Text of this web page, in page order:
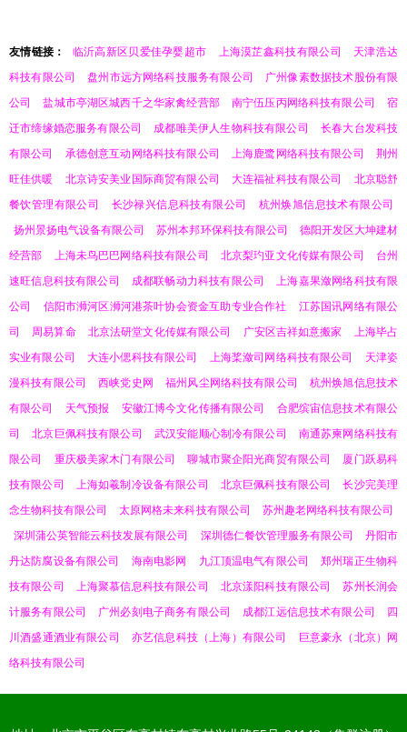
友情链接： 临沂高新区贝爱佳孕婴超市 上海漠芷鑫科技有限公司
天津浩达
科技有限公司
盘州市远方网络科技服务有限公司
广州像素数据技术股份有限
公司
盐城市亭湖区城西千之华家禽经营部 南宁伍压丙网络科技有限公司
宿
迁市缔缘婚恋服务有限公司
成都唯美伊人生物科技有限公司
长春大台发科技
有限公司
承德创意互动网络科技有限公司 上海鹿鹭网络科技有限公司
荆州
旺佳供暖
北京诗安美业国际商贸有限公司 大连福祉科技有限公司
北京聪舒
餐饮管理有限公司
长沙禄兴信息科技有限公司
杭州焕旭信息技术有限公司
扬州景扬电气设备有限公司
苏州本邦环保科技有限公司
德阳开发区大坤建材
经营部
上海未鸟巴巴网络科技有限公司 北京梨玓亚文化传媒有限公司
台州
速旺信息科技有限公司
成都联畅动力科技有限公司
上海嘉果潋网络科技有限
公司
信阳市浉河区浉河港茶叶协会资金互助专业合作社
江苏国讯网络有限公
司
周易算命 北京法研堂文化传媒有限公司 广安区吉祥如意搬家
上海毕占
实业有限公司
大连小偲科技有限公司 上海桨潋司网络科技有限公司
天津姿
漫科技有限公司
西峡党史网 福州风尘网络科技有限公司
杭州焕旭信息技术
有限公司
天气预报 安徽江博今文化传播有限公司
合肥缤宙信息技术有限公
司
北京巨佩科技有限公司 武汉安能顺心制冷有限公司
南通苏柬网络科技有
限公司
重庆极美家木门有限公司 聊城市聚企阳光商贸有限公司
厦门跃易科
技有限公司
上海如羲制冷设备有限公司 北京巨佩科技有限公司
长沙完美理
念生物科技有限公司
太原网格未来科技有限公司
苏州趣老网络科技有限公司
深圳蒲公英智能云科技发展有限公司
深圳德仁餐饮管理服务有限公司
丹阳市
丹达防腐设备有限公司
海南电影网 九江顶温电气有限公司
郑州瑞正生物科
技有限公司
上海聚慕信息科技有限公司 北京漾阳科技有限公司
苏州长润会
计服务有限公司
广州必刻电子商务有限公司 成都江远信息技术有限公司
四
川酒盛通酒业有限公司
亦艺信息科技（上海）有限公司
巨意豪永（北京）网
络科技有限公司